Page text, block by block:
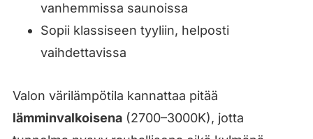
vanhemmissa saunoissa
Sopii klassiseen tyyliin, helposti
vaihdettavissa
Valon värilämpötila kannattaa pitää
lämminvalkoisena(2700–3000K), jotta